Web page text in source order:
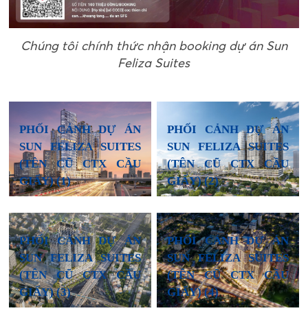
Chúng tôi chính thức nhận booking dự án Sun
Feliza Suites
PHỐI CẢNH DỰ ÁN
SUN FELIZA SUITES
(TÊN CŨ CTX CẦU
GIẤY) (1)
PHỐI CẢNH DỰ ÁN
SUN FELIZA SUITES
(TÊN CŨ CTX CẦU
GIẤY) (2)
PHỐI CẢNH DỰ ÁN
SUN FELIZA SUITES
(TÊN CŨ CTX CẦU
GIẤY) (3)
PHỐI CẢNH DỰ ÁN
SUN FELIZA SUITES
(TÊN CŨ CTX CẦU
GIẤY) (4)